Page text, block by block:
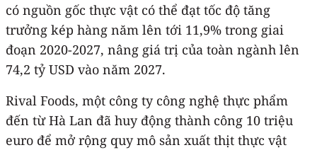
có nguồn gốc thực vật có thể đạt tốc độ tăng
trưởng kép hàng năm lên tới 11,9% trong giai
đoạn 2020-2027, nâng giá trị của toàn ngành lên
74,2 tỷ USD vào năm 2027.
Rival Foods, một công ty công nghệ thực phẩm
đến từ Hà Lan đã huy động thành công 10 triệu
euro để mở rộng quy mô sản xuất thịt thực vật